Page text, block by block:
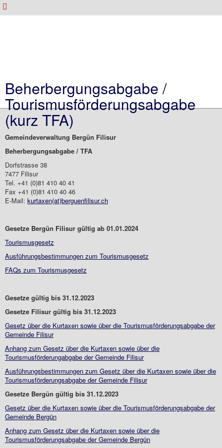
Beherbergungsabgabe /
Tourismusförderungsabgabe
(kurz TFA)
Gemeindeverwaltung Bergün Filisur
Beherbergungsabgabe / TFA
Dorfstrasse 38
7477 Filisur
Tel. +41 (0)81 410 40 41
Fax +41 (0)81 410 40 46
E-Mail: kurtaxen(at)berguenfilisur.ch
Gesetze Bergün Filisur gültig ab 01.01.2024
Tourismusgesetz
Ausführungsbestimmungen zum Tourismusgesetz
FAQs zum Tourismusgesetz
Gesetze gültig bis 31.12.2023
Gesetze Filisur gültig bis 31.12.2023
Gesetz über die Kurtaxen sowie über die Tourismusförderungsabgabe der
Gemeinde Filisur
Anhang zum Gesetz über die Kurtaxen sowie über die
Tourismusförderungabgabe der Gemeinde Filisur
Ausführungsbestimmungen zum Gesetz über die Kurtaxen sowie über die
Tourismusförderungsabgabe der Gemeinde Filisur
Gesetze Bergün gültig bis 31.12.2023
Gesetz über die Kurtaxen sowie über die Tourismusförderungsabgabe der
Gemeinde Bergün
Anhang zum Gesetz über die Kurtaxen sowie über die
Tourismusförderungsabgabe der Gemeinde Bergün